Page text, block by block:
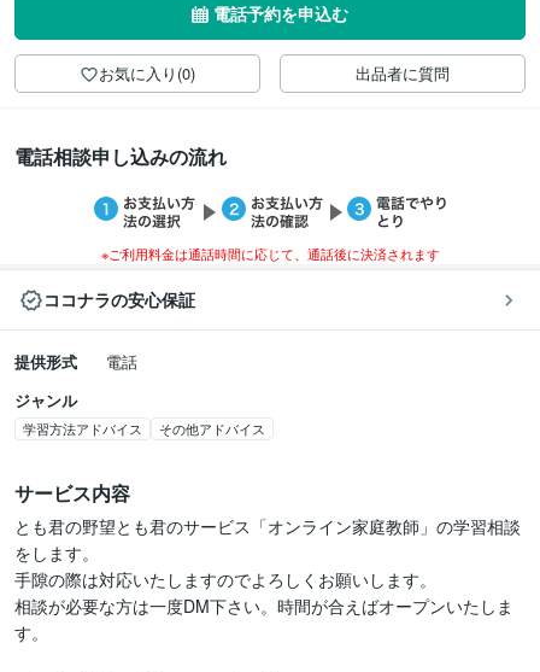
電話予約を申込む
お気に入り(0) 出品者に質問
電話相談申し込みの流れ
※ご利用料金は通話時間に応じて、通話後に決済されます
ココナラの安心保証
提供形式
電話
ジャンル
学習方法アドバイス その他アドバイス
サービス内容
とも君の野望とも君のサービス「オンライン家庭教師」の学習相談
をします。
手隙の際は対応いたしますのでよろしくお願いします。
相談が必要な方は一度DM下さい。時間が合えばオープンいたしま
す。